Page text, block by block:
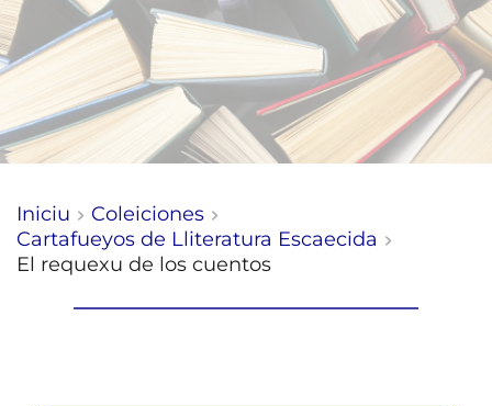
Iniciu
Coleiciones
Cartafueyos de Lliteratura Escaecida
El requexu de los cuentos